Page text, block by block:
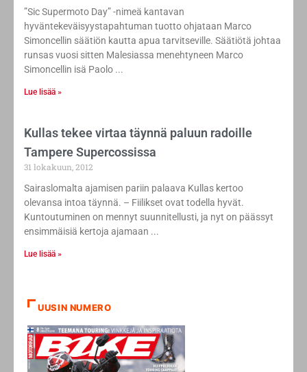
”Sic Supermoto Day” -nimeä kantavan
hyväntekeväisyystapahtuman tuotto ohjataan Marco
Simoncellin säätiön kautta apua tarvitseville. Säätiötä johtaa
runsas vuosi sitten Malesiassa menehtyneen Marco
Simoncellin isä Paolo
Lue lisää »
Kullas tekee virtaa täynnä paluun radoille
Tampere Supercossissa
31 lokakuun, 2012
Sairaslomalta ajamisen pariin palaava Kullas kertoo
olevansa intoa täynnä. – Fiilikset ovat todella hyvät.
Kuntoutuminen on mennyt suunnitellusti, ja nyt on päässyt
ensimmäisiä kertoja ajamaan
Lue lisää »
UUSIN NUMERO